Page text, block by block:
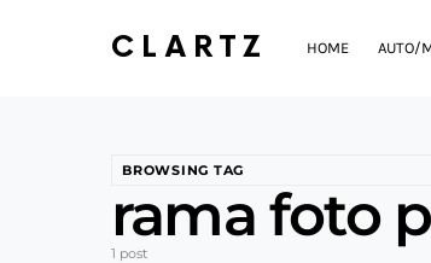
CLARTZ HOME AUTO/
BROWSING TAG
rama foto
1 post